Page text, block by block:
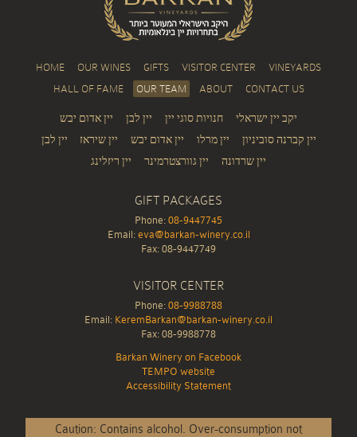
HOME OUR WINES GIFTS VISITOR CENTER
VINEYARDS
HALL OF FAME
OUR TEAM ABOUT CONTACT US
יקב יין ישראלי חנויות סוגי יין יין לבן
יין אדום יבש
יין קברנה סוביניון
יין מרלו יין אדום יבש יין שיראז
יין לבן
יין שרדונה
יין גוורצטרמינר יין ריזלינג
GIFT PACKAGES
Phone: 08-9447745
Email: eva@barkan-winery.co.il
Fax: 08-9447749
VISITOR CENTER
Phone: 08-9988788
Email: KeremBarkan@barkan-winery.co.il
Fax: 08-9988778
Barkan Winery on Facebook
TEMPO website
Accessibility Statement
Caution: Contains alcohol. Over-consumption not